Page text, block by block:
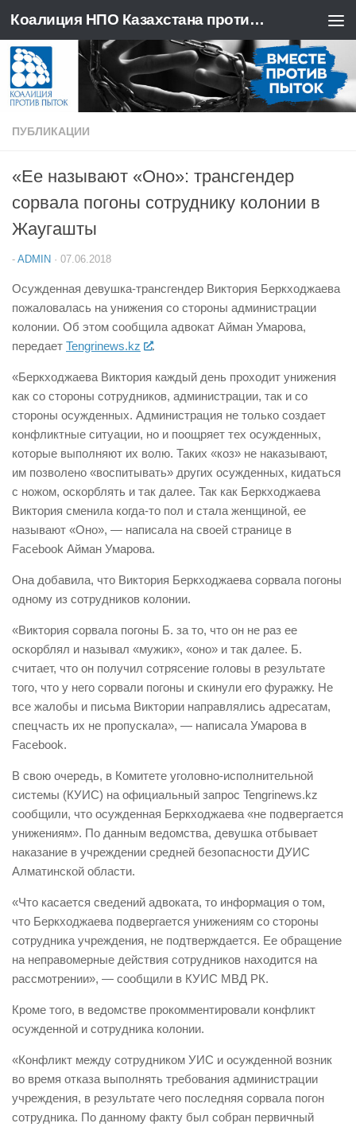
Перейти к содержимому Коалиция НПО Казахстана против пыток
ПУБЛИКАЦИИ
«Ее называют «Оно»: трансгендер
сорвала погоны сотруднику колонии в
Жаугашты
- ADMIN · 07.06.2018
Осужденная девушка-трансгендер Виктория Беркходжаева
пожаловалась на унижения со стороны администрации
колонии. Об этом сообщила адвокат Айман Умарова,
передает Tengrinews.kz .
«Беркходжаева Виктория каждый день проходит унижения
как со стороны сотрудников, администрации, так и со
стороны осужденных. Администрация не только создает
конфликтные ситуации, но и поощряет тех осужденных,
которые выполняют их волю. Таких «коз» не наказывают,
им позволено «воспитывать» других осужденных, кидаться
с ножом, оскорблять и так далее. Так как Беркходжаева
Виктория сменила когда-то пол и стала женщиной, ее
называют «Оно», — написала на своей странице в
Facebook Айман Умарова.
Она добавила, что Виктория Беркходжаева сорвала погоны
одному из сотрудников колонии.
«Виктория сорвала погоны Б. за то, что он не раз ее
оскорблял и называл «мужик», «оно» и так далее. Б.
считает, что он получил сотрясение головы в результате
того, что у него сорвали погоны и скинули его фуражку. Не
все жалобы и письма Виктории направлялись адресатам,
спецчасть их не пропускала», — написала Умарова в
Facebook.
В свою очередь, в Комитете уголовно-исполнительной
системы (КУИС) на официальный запрос Tengrinews.kz
сообщили, что осужденная Беркходжаева «не подвергается
унижениям». По данным ведомства, девушка отбывает
наказание в учреждении средней безопасности ДУИС
Алматинской области.
«Что касается сведений адвоката, то информация о том,
что Беркходжаева подвергается унижениям со стороны
сотрудника учреждения, не подтверждается. Ее обращение
на неправомерные действия сотрудников находится на
рассмотрении», — сообщили в КУИС МВД РК.
Кроме того, в ведомстве прокомментировали конфликт
осужденной и сотрудника колонии.
«Конфликт между сотрудником УИС и осужденной возник
во время отказа выполнять требования администрации
учреждения, в результате чего последняя сорвала погон
сотрудника. По данному факту был собран первичный